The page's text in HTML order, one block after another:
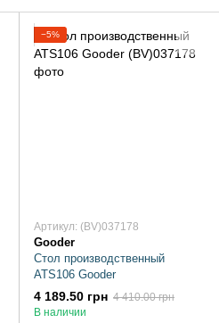
−5%
Артикул: (BV)037178
Gooder
Стол производственный
ATS106 Gooder
4 189.50 грн 4 410.00 грн
В наличии